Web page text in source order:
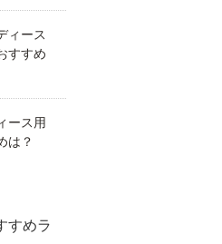
ィース
すすめ
ース用
は？
すめラ